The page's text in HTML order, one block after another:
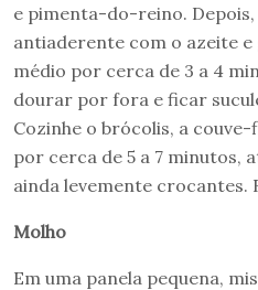
e pimenta-do-reino.
antiaderente com o azeite
médio por cerca de 3 a 4
dourar por fora e ficar
Cozinhe o brócolis, a
por cerca de 5 a 7 minutos,
ainda levemente crocantes.
Molho
Em uma panela pequena,